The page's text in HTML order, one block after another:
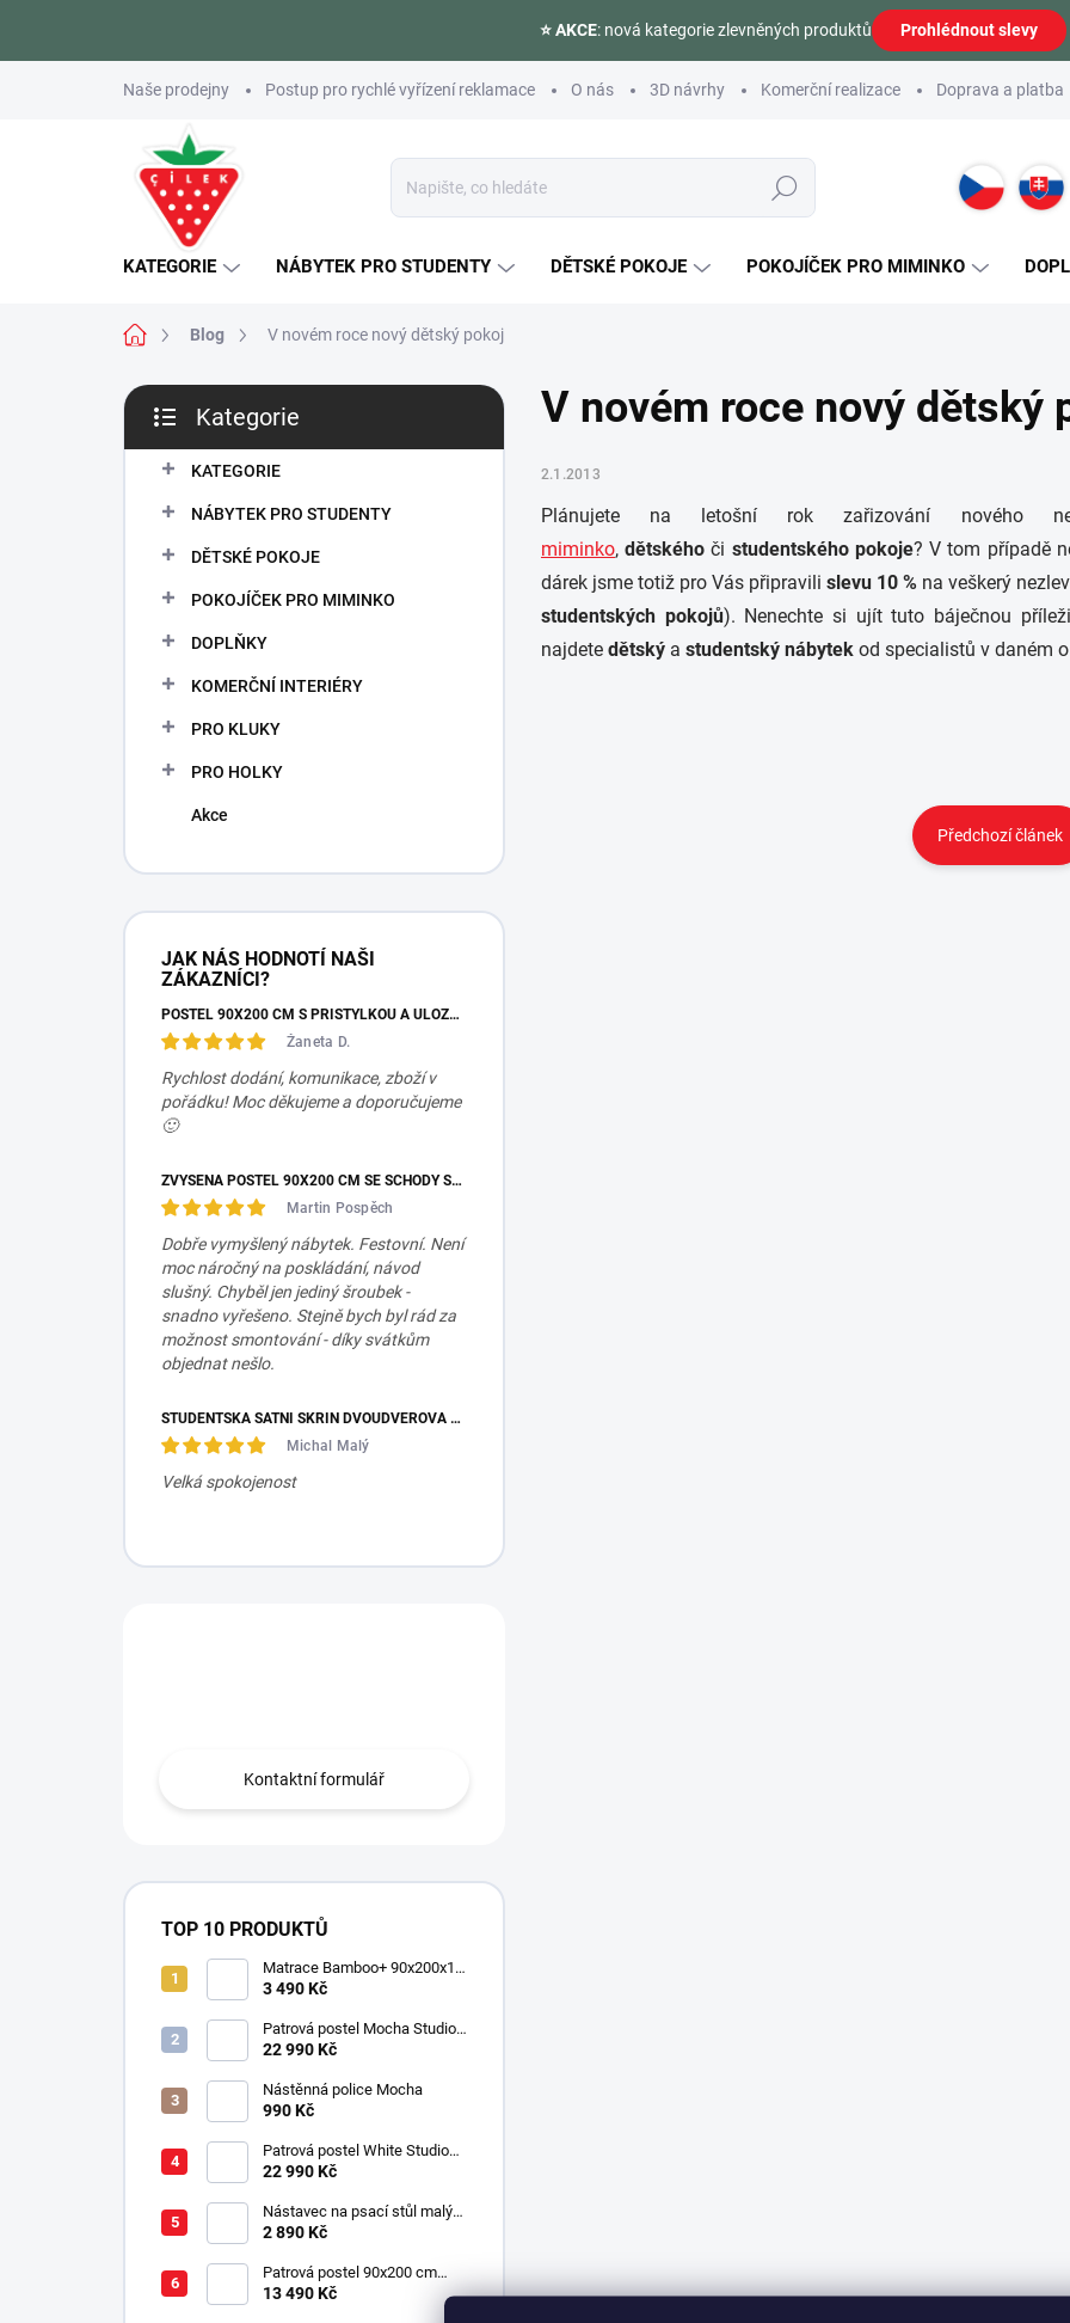
⭐ AKCE: nová kategorie zlevněných produktů Prohlédnout slevy
Naše prodejny Postup pro rychlé vyřízení reklamace O nás 3D návrhy Komerční realizace Doprava a platba
Hledat
KATEGORIE NÁBYTEK PRO STUDENTY DĚTSKÉ POKOJE POKOJÍČEK PRO MIMINKO
Domů Blog V novém roce nový dětský pokoj
P
s
kategorie
Kategorie
KATEGORIE
NÁBYTEK PRO STUDENTY
DĚTSKÉ POKOJE
POKOJÍČEK PRO MIMINKO
DOPLŇKY
KOMERČNÍ INTERIÉRY
PRO KLUKY
PRO HOLKY
Akce
JAK NÁS HODNOTÍ NAŠI
ZÁKAZNÍCI?
POSTEL 90X200 CM S PŘISTÝLKOU A ÚLOŽNÝM PROSTOREM MOCHA STUDIO
Žaneta D.
Rychlost dodání, komunikace, zboží v
pořádku! Moc děkujeme a doporučujeme
🙂
ZVÝŠENÁ POSTEL 90X200 CM SE SCHODY SET MOCHA STUDIO
Martin Pospěch
Dobře vymyšlený nábytek. Festovní. Není
moc náročný na poskládání, návod
slušný. Chyběl jen jediný šroubek -
snadno vyřešeno. Stejně bych byl rád za
možnost smontování - díky svátkům
objednat nešlo.
STUDENTSKÁ ŠATNÍ SKŘÍŇ DVOUDVEŘOVÁ TRIO
Michal Malý
Velká spokojenost
Kontaktní formulář
TOP 10 PRODUKTŮ
Matrace Bamboo+ 90x200x16
cm
3 490 Kč
Patrová postel Mocha Studio
pro 3 děti 90x200 cm s
22 990 Kč
Nástěnná police Mocha
990 Kč
Patrová postel White Studio
pro 3 děti 90x200 cm s
22 990 Kč
Nástavec na psací stůl malý
Mocha
2 890 Kč
Patrová postel 90x200 cm
Mocha
13 490 Kč
V novém roce nový dětský
2.1.2013
Plánujete na letošní rok zařizování nového
miminko,dětského či studentského pokoje? V tom případě
dárek jsme totiž pro Vás připravili slevu 10 % na veškerý
studentských pokojů). Nenechte si ujít tuto báječnou
najdete dětský a studentský nábytek od specialistů v daném
Předchozí článek